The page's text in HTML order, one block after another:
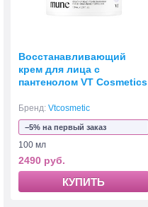
Восстанавливающий
крем для лица с
пантенолом VT Cosmetics
Бренд: Vtcosmetic
−5% на первый заказ
100 мл
2490 руб.
КУПИТЬ